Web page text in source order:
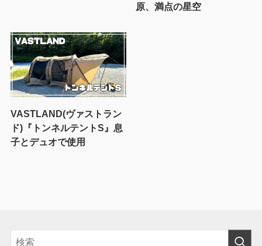
原、満点の星空
VASTLAND(ヴァストラン
ド)『トンネルテントS』息
子とデュオで使用